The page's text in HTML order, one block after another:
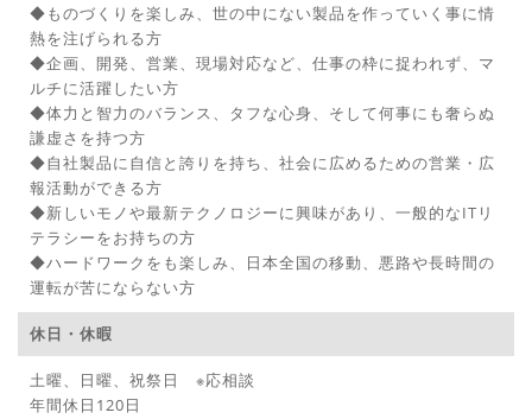
◆ものづくりを楽しみ、世の中にない製品を作っていく事に情
熱を注げられる方
◆企画、開発、営業、現場対応など、仕事の枠に捉われず、マ
ルチに活躍したい方
◆体力と智力のバランス、タフな心身、そして何事にも奢らぬ
謙虚さを持つ方
◆自社製品に自信と誇りを持ち、社会に広めるための営業・広
報活動ができる方
◆新しいモノや最新テクノロジーに興味があり、一般的なITリ
テラシーをお持ちの方
◆ハードワークをも楽しみ、日本全国の移動、悪路や長時間の
運転が苦にならない方
休日・休暇
土曜、日曜、祝祭日 ※応相談
年間休日120日